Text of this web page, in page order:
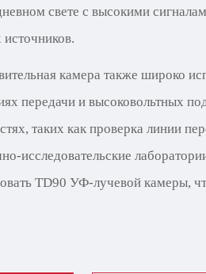
свете с высокими
камера также широко
передачи и высоковольтных
таких как проверка линии
исследовательские
TD90 УФ-лучевой камеры,